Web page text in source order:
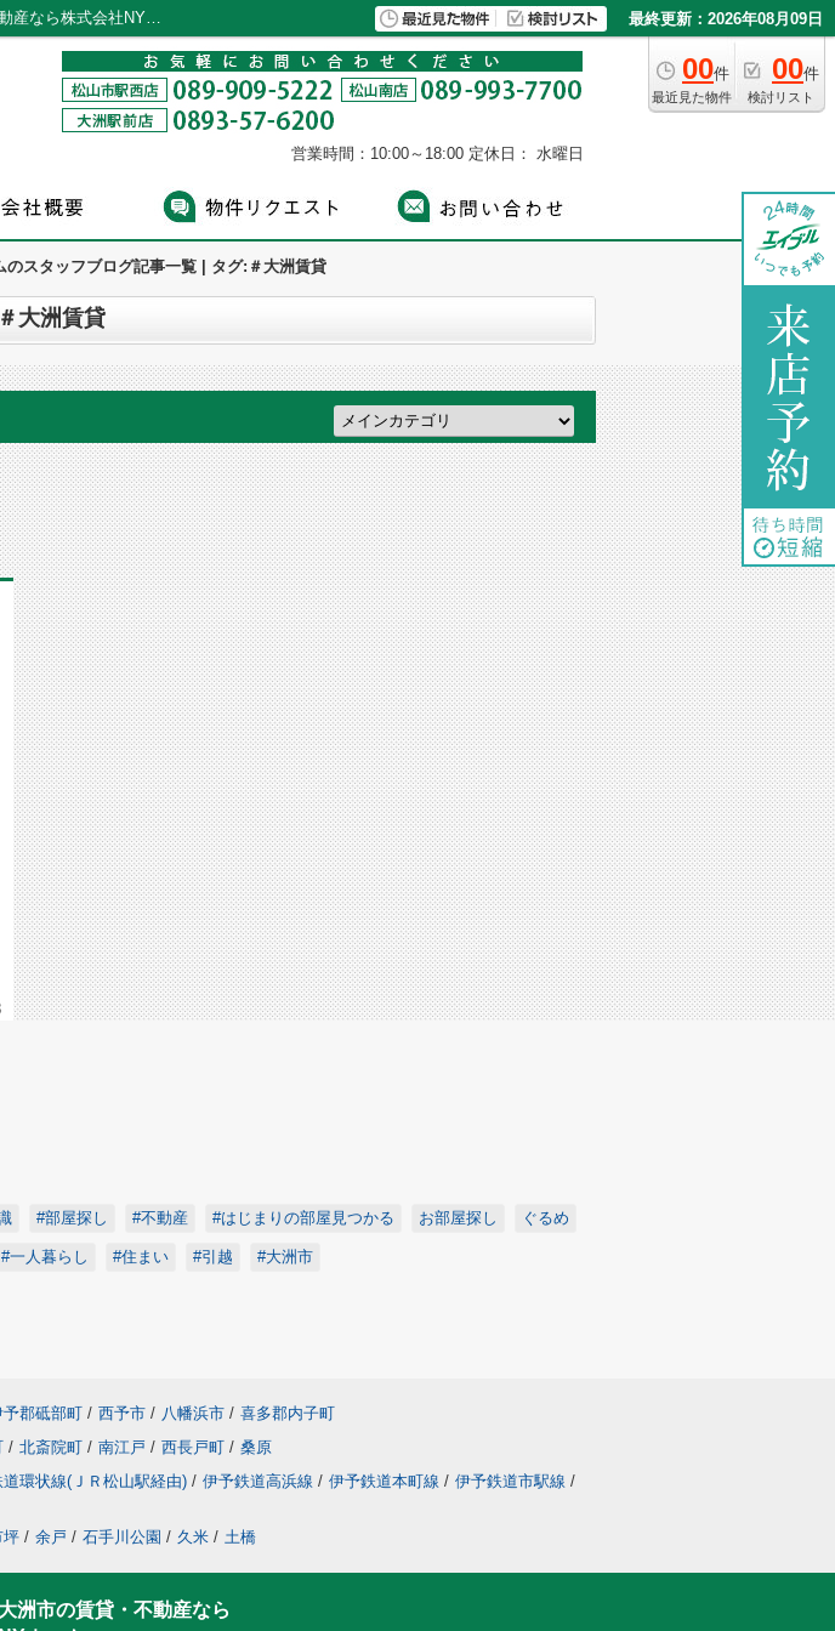
スタッフブログ記事一覧ページ | タグ:＃大洲賃貸｜松山市・大洲市の賃貸・不動産なら株式会社NYホーム 最終更新：2026年08月09日
00件
最近見た物件
00件
検討リスト
営業時間：10:00～18:00 定休日： 水曜日
のスタッフブログ記事一覧 | タグ:＃大洲賃貸
大洲賃貸
#部屋探し #不動産 #はじまりの部屋見つかる お部屋探し ぐるめ
#一人暮らし #住まい #引越 #大洲市
予郡砥部町 / 西予市 / 八幡浜市 / 喜多郡内子町
/ 北斎院町 / 南江戸 / 西長戸町 / 桑原
環状線(ＪＲ松山駅経由) / 伊予鉄道高浜線 / 伊予鉄道本町線 / 伊予鉄道市駅線 /
坪 / 余戸 / 石手川公園 / 久米 / 土橋
洲市の賃貸・不動産なら